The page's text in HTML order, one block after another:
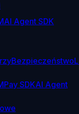
AI Agent SDK
Bezpieczeństwo
Pay SDKAI Agent